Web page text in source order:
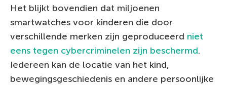
Het blijkt bovendien dat miljoenen
smartwatches voor kinderen die door
verschillende merken zijn geproduceerd niet
eens tegen cybercriminelen zijn beschermd.
Iedereen kan de locatie van het kind,
bewegingsgeschiedenis en andere persoonlijke